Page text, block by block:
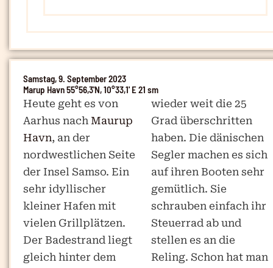
Samstag, 9. September 2023
Marup Havn 55°56,3'N, 10°33,1' E 21 sm
Heute geht es von
Aarhus nach Maurup
Havn, an der
nordwestlichen Seite
der Insel Samso. Ein
sehr idyllischer
kleiner Hafen mit
vielen Grillplätzen.
Der Badestrand liegt
gleich hinter dem
wieder weit die 25
Grad überschritten
haben. Die dänischen
Segler machen es sich
auf ihren Booten sehr
gemütlich. Sie
schrauben einfach ihr
Steuerrad ab und
stellen es an die
Reling. Schon hat man